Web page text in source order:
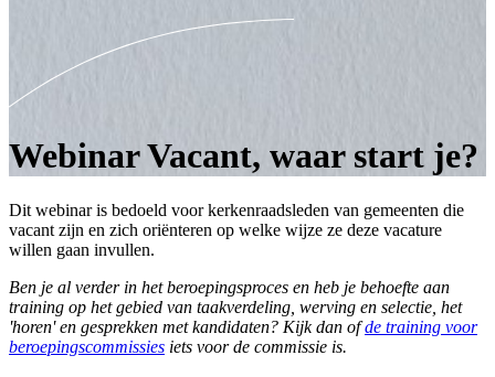
Webinar Vacant, waar start je?
Dit webinar is bedoeld voor kerkenraadsleden van gemeenten die
vacant zijn en zich oriënteren op welke wijze ze deze vacature
willen gaan invullen.
Ben je al verder in het beroepingsproces en heb je behoefte aan
training op het gebied van taakverdeling, werving en selectie, het
'horen' en gesprekken met kandidaten? Kijk dan ofde training voor
beroepingscommissies iets voor de commissie is.